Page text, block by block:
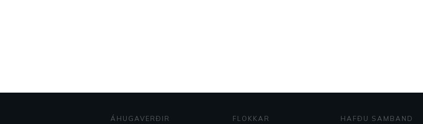
ÁHUGAVERÐIR FLOKKAR HAFÐU SAMBAND